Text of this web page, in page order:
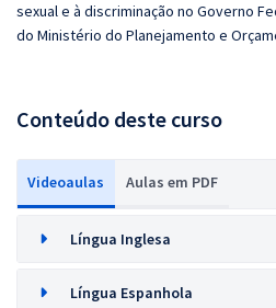
sexual e à discriminação no Governo
do Ministério do Planejamento e
Conteúdo deste curso
Videoaulas Aulas em PDF
Língua Inglesa
Língua Espanhola